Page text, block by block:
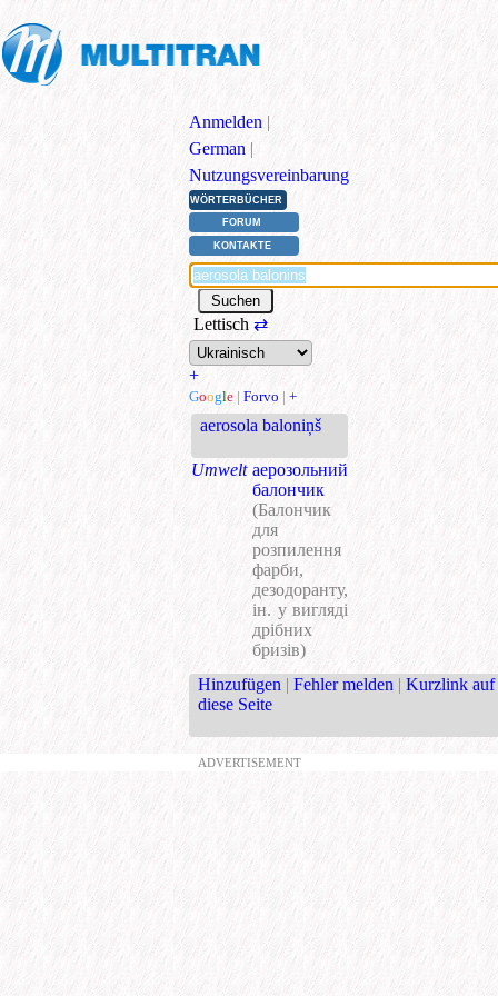
Anmelden |
German |
Nutzungsvereinbarung
WÖRTERBÜCHER
FORUM
KONTAKTE
Lettisch ⇄
+
Google | Forvo | +
aerosola baloniņš
Umwelt аерозольний
балончик
(Балончик
для
розпилення
фарби,
дезодоранту,
ін. у вигляді
дрібних
бризів)
Hinzufügen | Fehler melden | Kurzlink auf
diese Seite
ADVERTISEMENT